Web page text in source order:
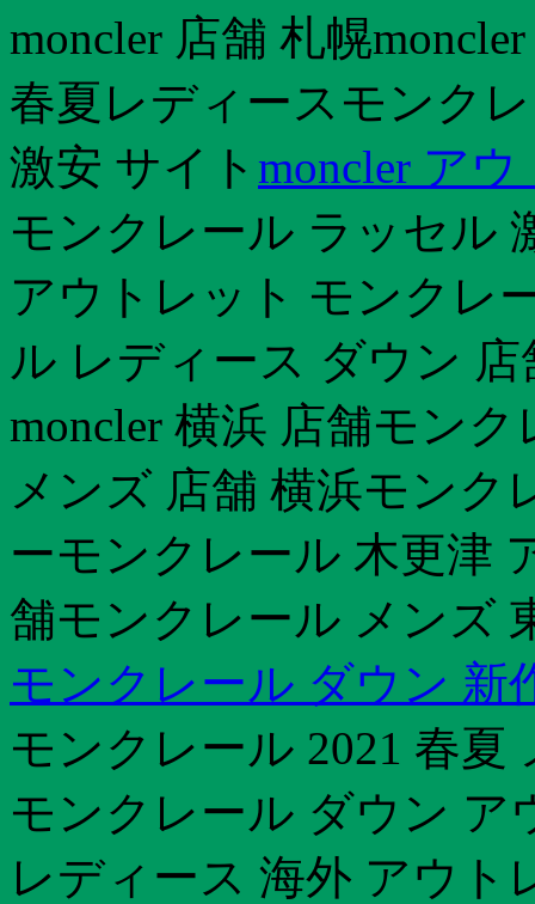
moncler 店舗 札幌
春夏レディースモンク
激安 サイト moncler ア
モンクレール ラッセル
アウトレット モンクレ
ル レディース ダウン
moncler 横浜 店舗モン
メンズ 店舗 横浜モンク
ーモンクレール 木更津
舗モンクレール メンズ
モンクレール ダウン 新
モンクレール 2021 春夏
モンクレール ダウン ア
レディース 海外 アウト